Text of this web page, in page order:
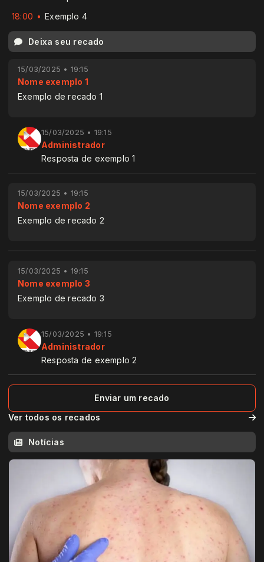
18:00
Exemplo 4
Deixa seu recado
Nome exemplo 1
15/03/2025 • 19:15
Exemplo de recado 1
Administrador
15/03/2025 • 19:15
Resposta de exemplo 1
Nome exemplo 2
15/03/2025 • 19:15
Exemplo de recado 2
Nome exemplo 3
15/03/2025 • 19:15
Exemplo de recado 3
Administrador
15/03/2025 • 19:15
Resposta de exemplo 2
Enviar um recado
Ver todos os recados
Notícias